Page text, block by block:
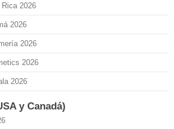
2026
2026
2026
2026
2026
y Canadá)